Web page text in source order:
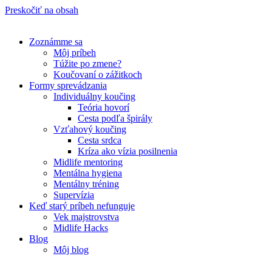
Preskočiť na obsah
Zoznámme sa
Môj príbeh
Túžite po zmene?
Koučovaní o zážitkoch
Formy sprevádzania
Individuálny koučing
Teória hovorí
Cesta podľa špirály
Vzťahový koučing
Cesta srdca
Kríza ako vízia posilnenia
Midlife mentoring
Mentálna hygiena
Mentálny tréning
Supervízia
Keď starý príbeh nefunguje
Vek majstrovstva
Midlife Hacks
Blog
Môj blog